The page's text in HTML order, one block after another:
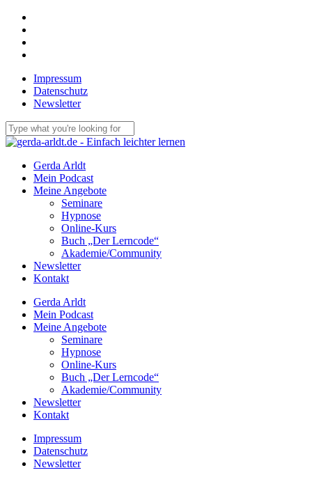
Skip
main
content
Impressum
Datenschutz
Newsletter
Close
Menu
Gerda Arldt
Mein Podcast
Meine Angebote
Seminare
Hypnose
Online-Kurs
Buch „Der Lerncode“
Akademie/Community
Newsletter
Kontakt
Gerda Arldt
Mein Podcast
Meine Angebote
Seminare
Hypnose
Online-Kurs
Buch „Der Lerncode“
Akademie/Community
Newsletter
Kontakt
Impressum
Datenschutz
Newsletter